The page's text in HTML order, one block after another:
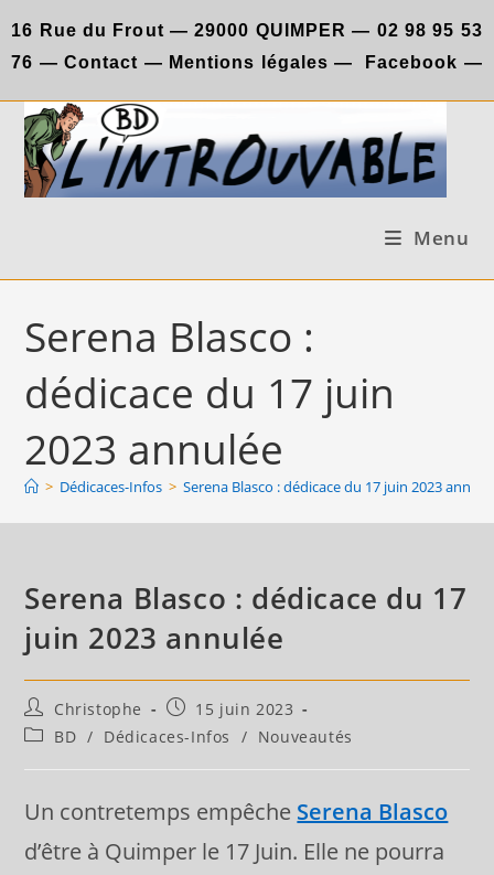
to
content
16 Rue du Frout —29000 QUIMPER — 02 98 95 53
76 — Contact — Mentions légales — Facebook —
Menu
Serena Blasco :
dédicace du 17 juin
2023 annulée
> Dédicaces-Infos > Serena Blasco : dédicace du 17 juin 2023
Serena Blasco : dédicace du 17
juin 2023 annulée
Auteur/autrice
de
la
publication :
Christophe
Publication
publiée :
15 juin 2023
PostBD / Dédicaces-Infos / Nouveautés
Un contretemps empêche Serena Blasco
d’être à Quimper le 17 Juin. Elle ne pourra